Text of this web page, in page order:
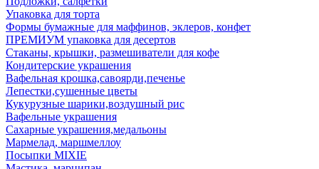
Упаковка для торта
Формы бумажные для маффинов, эклеров, конфет
ПРЕМИУМ упаковка для десертов
Стаканы, крышки, размешиватели для кофе
Кондитерские украшения
Вафельная крошка,савоярди,печенье
Лепестки,сушенные цветы
Кукурузные шарики,воздушный рис
Вафельные украшения
Сахарные украшения,медальоны
Мармелад, маршмеллоу
Посыпки MIXIE